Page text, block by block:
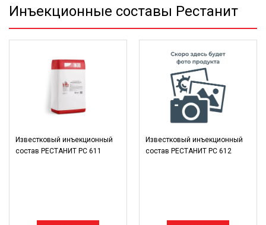
Инъекционные составы Рестанит
Известковый инъекционный
состав РЕСТАНИТ РС 611
Известковый инъекционный
состав РЕСТАНИТ РС 612